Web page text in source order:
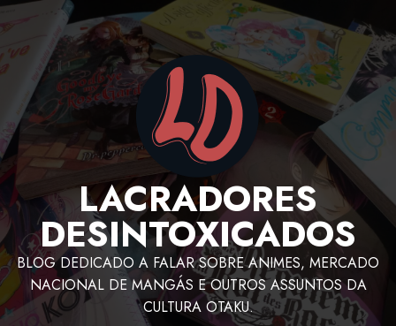
LACRADORES
DESINTOXICADOS
BLOG DEDICADO A FALAR SOBRE ANIMES, MERCADO
NACIONAL DE MANGÁS E OUTROS ASSUNTOS DA
CULTURA OTAKU.